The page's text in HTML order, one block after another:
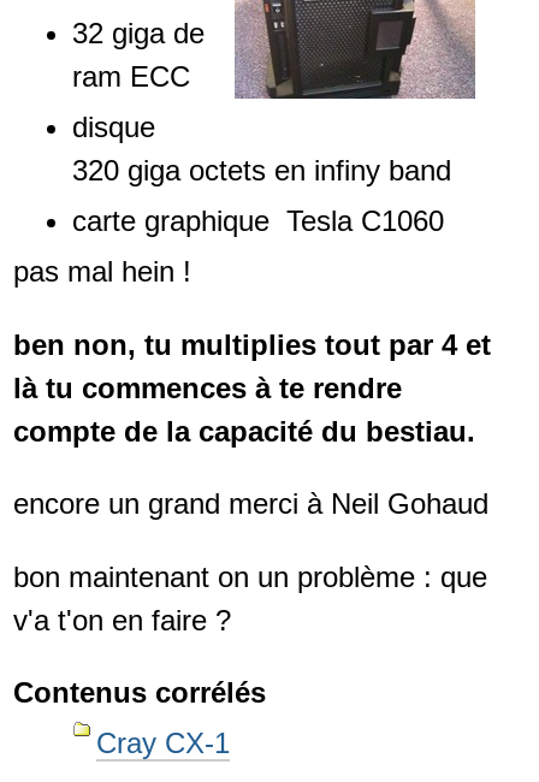
32 giga de
ram ECC
disque
320 giga octets en infiny band
carte graphique Tesla C1060
pas mal hein !
ben non, tu multiplies tout par 4 et
là tu commences à te rendre
compte de la capacité du bestiau.
encore un grand merci à Neil Gohaud
bon maintenant on un problème : que
v'a t'on en faire ?
Contenus corrélés
Cray CX-1